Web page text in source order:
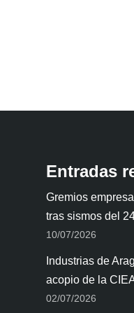
Entradas
Gremios
tras sismos del
10/07/2026
Industrias de
acopio de la
02/07/2026